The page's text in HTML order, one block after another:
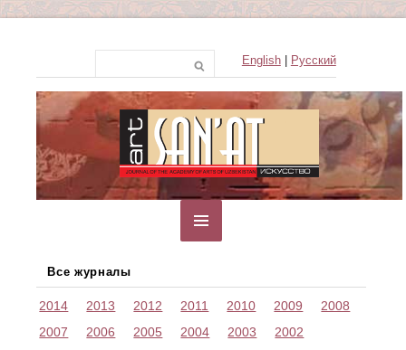
English| Русский
Все журналы
2014 2013 2012 2011 2010 2009
2008
2007
2006 2005 2004 2003
2002